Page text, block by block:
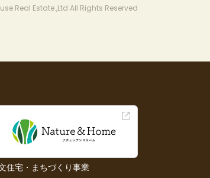
Real Estate.,Ltd All Rights Reserved
住宅・まちづくり事業